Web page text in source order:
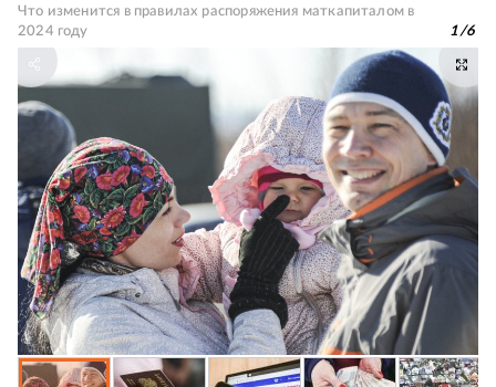
Что изменится в правилах распоряжения маткапиталом в
2024 году
1/6